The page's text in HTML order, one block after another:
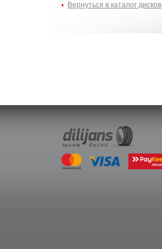
Вернуться в каталог дисков